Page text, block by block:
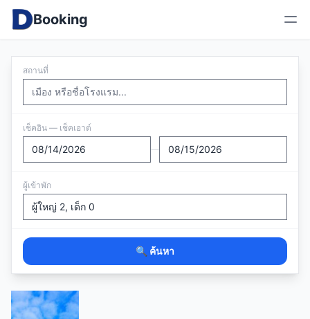
Booking
สถานที่
เช็คอิน — เช็คเอาต์
—
ผู้เข้าพัก
🔍 ค้นหา